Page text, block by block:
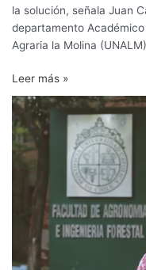
la solución, señala Juan
departamento
Agraria la Molina
Leer más »
Riesgos
asociados
una
cosecha
cerezas